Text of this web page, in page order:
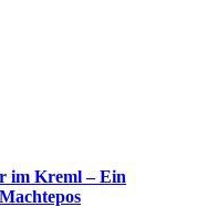
im Kreml – Ein